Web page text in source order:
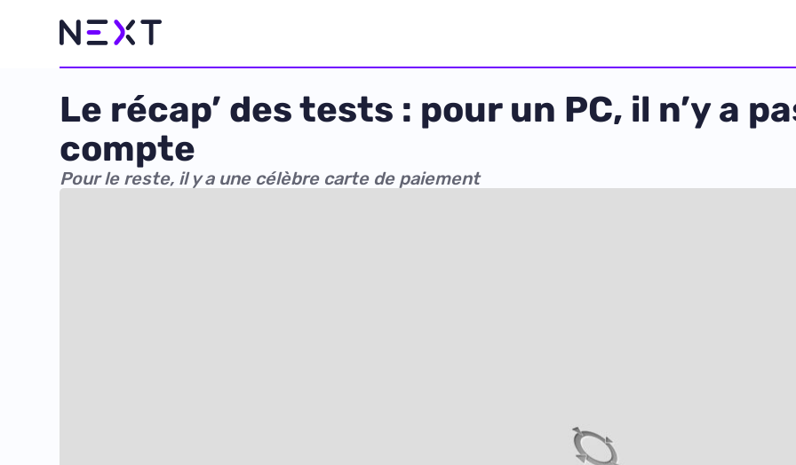
Le récap’ des tests : pour un PC, il n’y a
compte
Pour le reste, il y a une célèbre carte de paiement